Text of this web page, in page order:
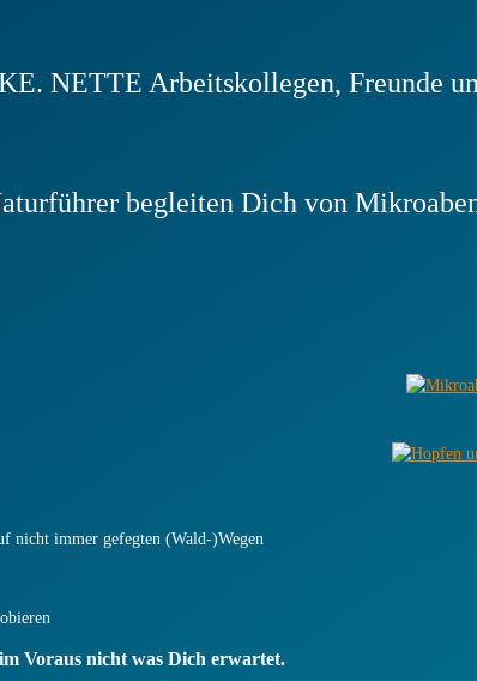
NETTE Arbeitskollegen, Freunde
begleiten Dich von
nicht immer gefegten (Wald-)Wegen
Voraus nicht was Dich erwartet.